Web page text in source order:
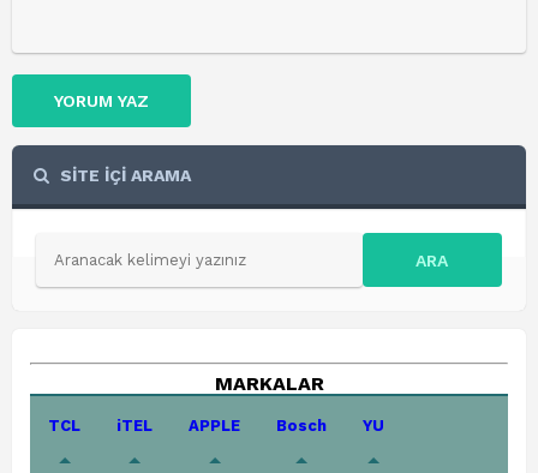
YORUM YAZ
SİTE İÇİ ARAMA
ARA
MARKALAR
TCL iTEL APPLE Bosch YU